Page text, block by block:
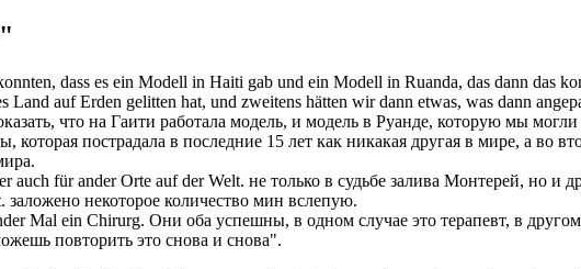
dass es ein Modell in Haiti gab und ein Modell in Ruanda, das dann das
Land auf Erden gelitten hat, und zweitens hätten wir dann etwas, was dann
что на Гаити работала модель, и модель в Руанде, которую мы
которая пострадала в последние 15 лет как никакая другая в мире, а
auch füranderOrte auf der Welt. не только в судьбе залива Монтерей, но и
заложено некоторое количество мин вслепую.
Mal ein Chirurg. Они оба успешны, в одном случае это терапевт, в другом
повторить это снова и снова".